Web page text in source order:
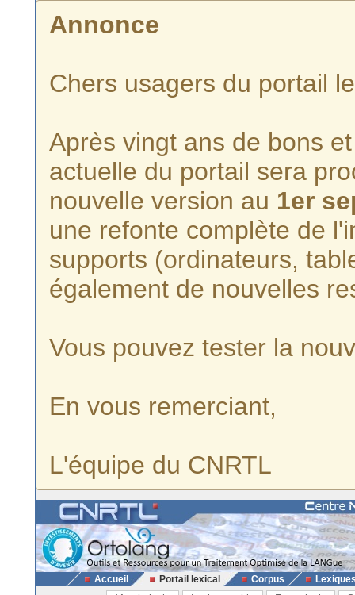
Annonce
Chers usagers du portail
Après vingt ans de bons
actuelle du portail sera
nouvelle version au 1er
une refonte complète de
supports (ordinateurs,
également de nouvelles
Vous pouvez tester la
En vous remerciant,
L'équipe du CNRTL
Accueil Portail lexical Corpus